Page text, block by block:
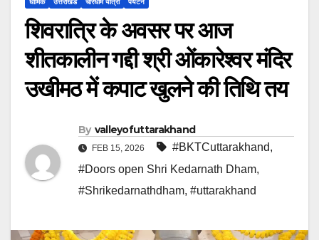
धार्मिक उत्तराखंड चारधाम यात्रा पर्यटन
शिवरात्रि के अवसर पर आज
शीतकालीन गद्दी श्री ओंकारेश्वर मंदिर
उखीमठ में कपाट खुलने की तिथि तय
By valleyofuttarakhand
FEB 15, 2026 #BKTCuttarakhand,
#Doors open Shri Kedarnath Dham,
#Shrikedarnathdham, #uttarakhand